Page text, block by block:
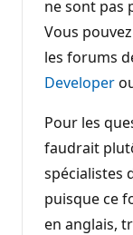
ne sont pas
Vous
les forums
Developer
Pour les
faudrait
spécialistes
puisque ce
en anglais,